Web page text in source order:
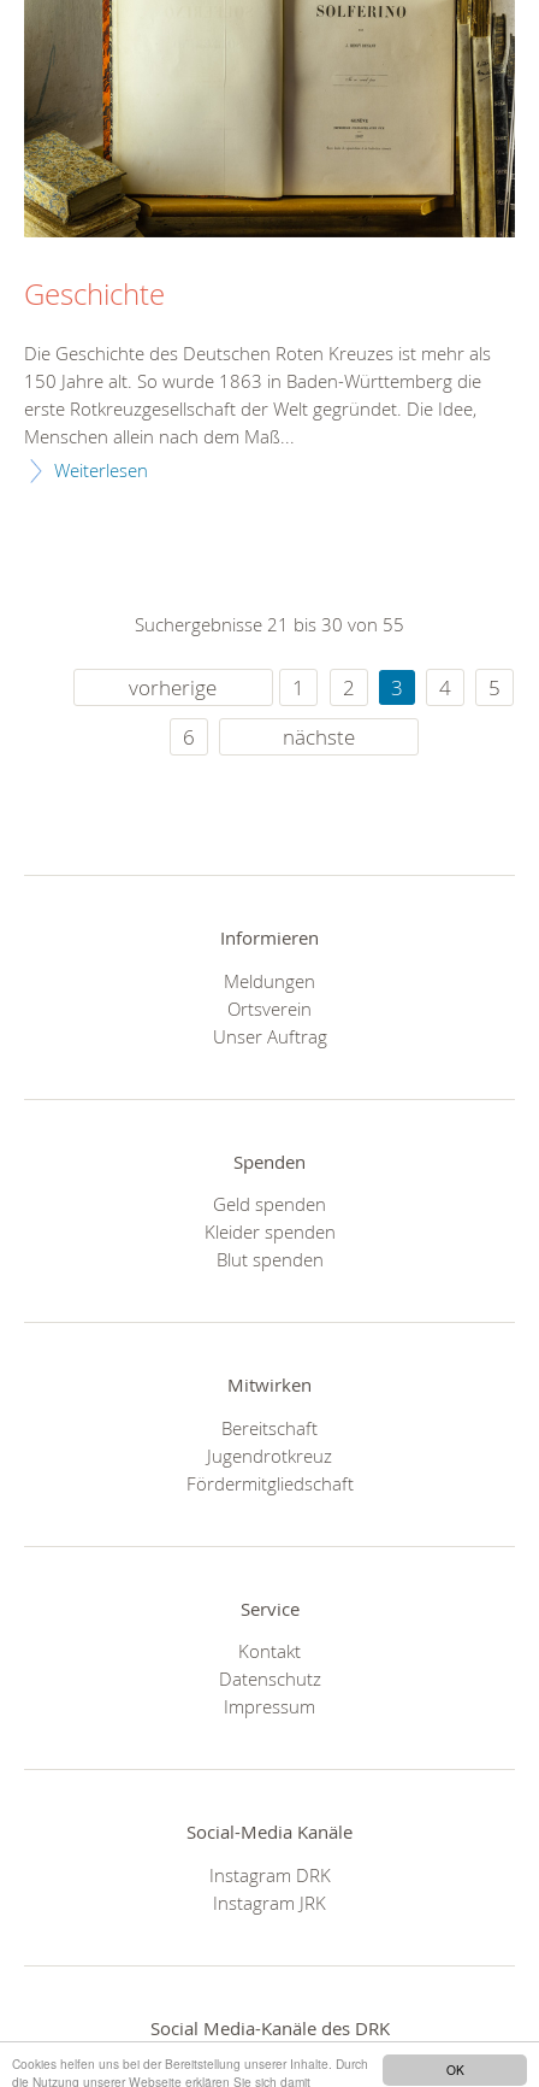
OK
Cookies helfen uns bei der Bereitstellung unserer Inhalte. Durch
die Nutzung unserer Webseite erklären Sie sich damit
Geschichte
Die Geschichte des Deutschen Roten Kreuzes ist mehr als
150 Jahre alt. So wurde 1863 in Baden-Württemberg die
erste Rotkreuzgesellschaft der Welt gegründet. Die Idee,
Menschen allein nach dem Maß...
Weiterlesen
Suchergebnisse 21 bis 30 von 55
vorherige 1 2 3 4
5
6
nächste
Informieren
Meldungen
Ortsverein
Unser Auftrag
Spenden
Geld spenden
Kleider spenden
Blut spenden
Mitwirken
Bereitschaft
Jugendrotkreuz
Fördermitgliedschaft
Service
Kontakt
Datenschutz
Impressum
Social-Media Kanäle
Instagram DRK
Instagram JRK
Social Media-Kanäle des DRK